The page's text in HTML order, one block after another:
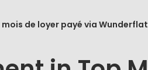
mois de loyer payé via